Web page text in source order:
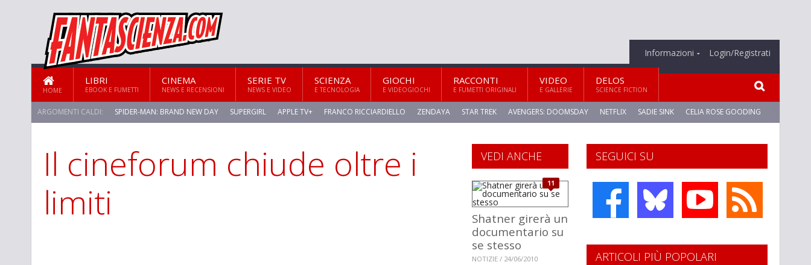
Informazioni Login/Registrati
HOME
LIBRI
EBOOK E FUMETTI
CINEMA
NEWS E RECENSIONI
SERIE TV
NEWS E VIDEO
SCIENZA
E TECNOLOGIA
GIOCHI
E VIDEOGIOCHI
RACCONTI
E FUMETTI ORIGINALI
VIDEO
E GALLERIE
DELOS
SCIENCE FICTION
ARGOMENTI CALDI: SPIDER-MAN: BRAND NEW DAY SUPERGIRL APPLE TV+ FRANCO RICCIARDIELLO ZENDAYA STAR TREK AVENGERS: DOOMSDAY NETFLIX SADIE SINK CELIA ROSE GOODING
Il cineforum chiude oltre i
limiti
SEGUICI SU
VEDI ANCHE
11
Shatner girerà un
documentario su
se stesso
NOTIZIE / 24/06/2010 ARTICOLI PIÙ POPOLARI